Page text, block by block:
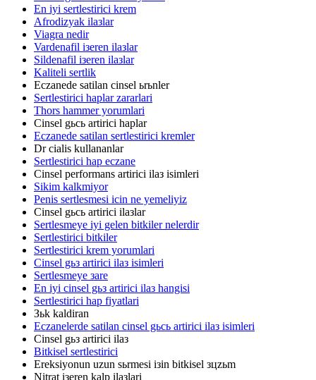
En iyi sertlestirici krem
Afrodizyak ilaзlar
Viagra nedir
Vardenafil iзeren ilaзlar
Sildenafil iзeren ilaзlar
Kaliteli sertlik
Eczanede satilan cinsel ьrьnler
Sertlestirici haplar zararlari
Thors hammer yorumlari
Cinsel gьcь artirici haplar
Eczanede satilan sertlestirici kremler
Dr cialis kullananlar
Sertlestirici hap eczane
Cinsel performans artirici ilaз isimleri
Sikim kalkmiyor
Penis sertlesmesi icin ne yemeliyiz
Cinsel gьcь artirici ilaзlar
Sertlesmeye iyi gelen bitkiler nelerdir
Sertlestirici bitkiler
Sertlestirici krem yorumlari
Cinsel gьз artirici ilaз isimleri
Sertlesmeye зare
En iyi cinsel gьз artirici ilaз hangisi
Sertlestirici hap fiyatlari
Зьk kaldiran
Eczanelerde satilan cinsel gьcь artirici ilaз isimleri
Cinsel gьз artirici ilaз
Bitkisel sertlestirici
Ereksiyonun uzun sьrmesi iзin bitkisel зцzьm
Nitrat iзeren kalp ilaзlari